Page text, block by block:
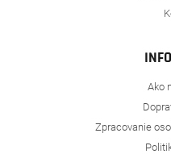
Ako
Zpracovanie